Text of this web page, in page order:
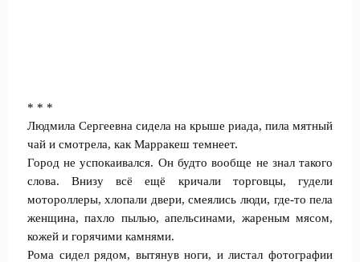
* * *
Людмила Сергеевна сидела на крыше риада, пила мятный
чай и смотрела, как Марракеш темнеет.
Город не успокаивался. Он будто вообще не знал такого
слова. Внизу всё ещё кричали торговцы, гудели
мотороллеры, хлопали двери, смеялись люди, где-то пела
женщина, пахло пылью, апельсинами, жареным мясом,
кожей и горячими камнями.
Рома сидел рядом, вытянув ноги, и листал фотографии